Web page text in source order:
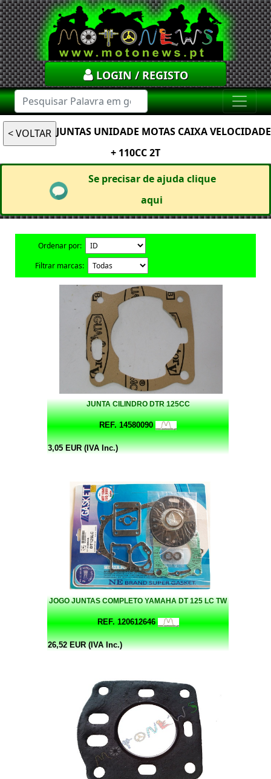
LOGIN / REGISTO
JUNTAS UNIDADE MOTAS CAIXA VELOCIDADE
+ 110CC 2T
Se precisar de ajuda clique
aqui
Ordenar por:
Filtrar marcas:
JUNTA CILINDRO DTR 125CC
REF. 14580090
3,05 EUR (IVA Inc.)
JOGO JUNTAS COMPLETO YAMAHA DT 125 LC TW
REF. 120612646
26,52 EUR (IVA Inc.)